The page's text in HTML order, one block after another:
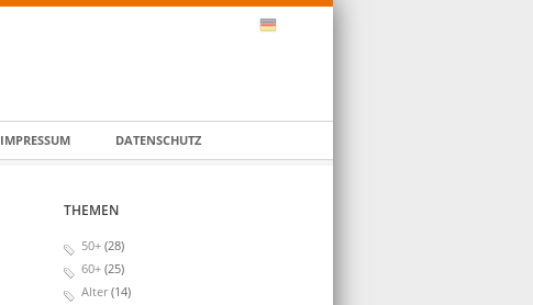
IMPRESSUM DATENSCHUTZ
THEMEN
50+ (28)
60+ (25)
Alter(14)